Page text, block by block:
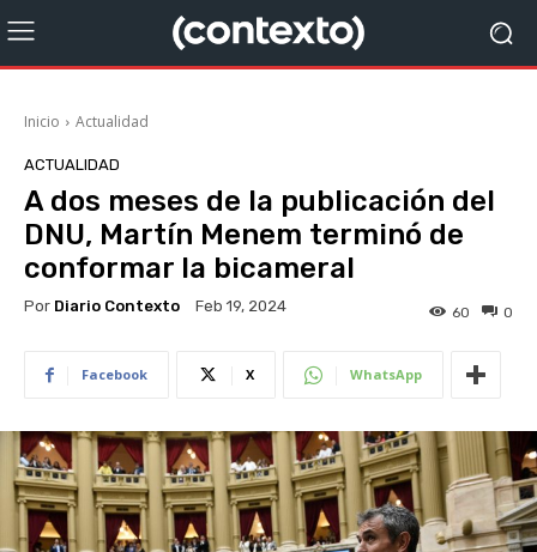
Inicio Actualidad
ACTUALIDAD
A dos meses de la publicación del
DNU, Martín Menem terminó de
conformar la bicameral
Por Diario Contexto Feb 19, 2024 0
60
Facebook X WhatsApp